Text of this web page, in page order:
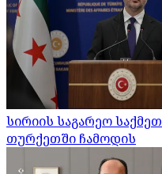
სირიის საგარეო
თურქეთში ჩამოდის